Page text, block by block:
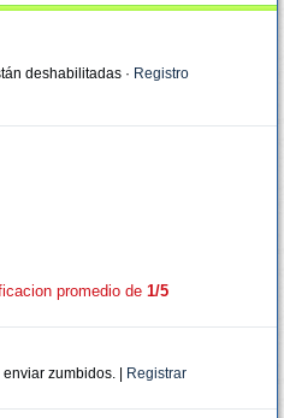
deshabilitadas · Registro
promedio de 1/5
zumbidos. | Registrar